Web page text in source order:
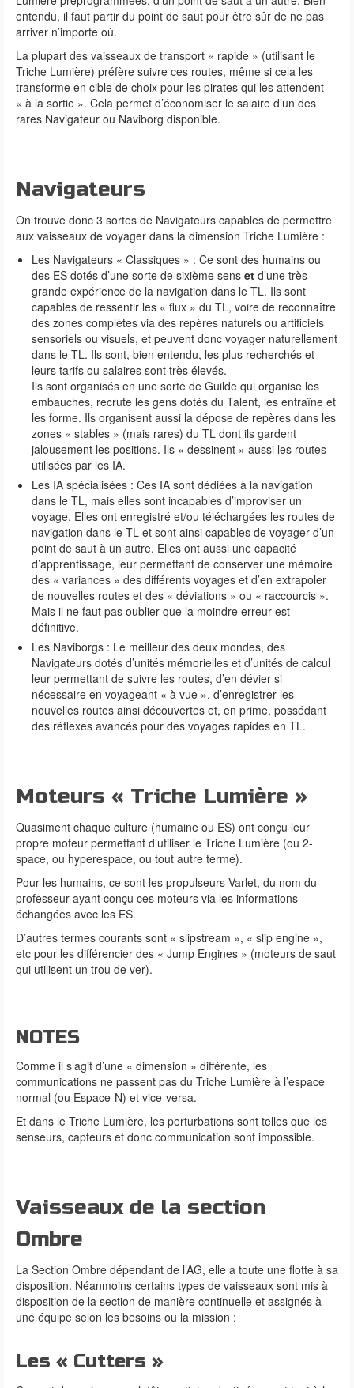
entendu, il faut partir du point de saut pour être sûr de ne pas
arriver n’importe où.
La plupart des vaisseaux de transport « rapide » (utilisant le
Triche Lumière) préfère suivre ces routes, même si cela les
transforme en cible de choix pour les pirates qui les attendent
« à la sortie ». Cela permet d’économiser le salaire d’un des
rares Navigateur ou Naviborg disponible.
Navigateurs
On trouve donc 3 sortes de Navigateurs capables de permettre
aux vaisseaux de voyager dans la dimension Triche Lumière :
Les Navigateurs « Classiques » : Ce sont des humains ou
des ES dotés d’une sorte de sixième sens et d’une très
grande expérience de la navigation dans le TL. Ils sont
capables de ressentir les « flux » du TL, voire de reconnaître
des zones complètes via des repères naturels ou artificiels
sensoriels ou visuels, et peuvent donc voyager naturellement
dans le TL. Ils sont, bien entendu, les plus recherchés et
leurs tarifs ou salaires sont très élevés.
Ils sont organisés en une sorte de Guilde qui organise les
embauches, recrute les gens dotés du Talent, les entraîne et
les forme. Ils organisent aussi la dépose de repères dans les
zones « stables » (mais rares) du TL dont ils gardent
jalousement les positions. Ils « dessinent » aussi les routes
utilisées par les IA.
Les IA spécialisées : Ces IA sont dédiées à la navigation
dans le TL, mais elles sont incapables d’improviser un
voyage. Elles ont enregistré et/ou téléchargées les routes de
navigation dans le TL et sont ainsi capables de voyager d’un
point de saut à un autre. Elles ont aussi une capacité
d’apprentissage, leur permettant de conserver une mémoire
des « variances » des différents voyages et d’en extrapoler
de nouvelles routes et des « déviations » ou « raccourcis ».
Mais il ne faut pas oublier que la moindre erreur est
définitive.
Les Naviborgs : Le meilleur des deux mondes, des
Navigateurs dotés d’unités mémorielles et d’unités de calcul
leur permettant de suivre les routes, d’en dévier si
nécessaire en voyageant « à vue », d’enregistrer les
nouvelles routes ainsi découvertes et, en prime, possédant
des réflexes avancés pour des voyages rapides en TL.
Moteurs « Triche Lumière »
Quasiment chaque culture (humaine ou ES) ont conçu leur
propre moteur permettant d’utiliser le Triche Lumière (ou 2-
space, ou hyperespace, ou tout autre terme).
Pour les humains, ce sont les propulseurs Varlet, du nom du
professeur ayant conçu ces moteurs via les informations
échangées avec les ES.
D’autres termes courants sont « slipstream », « slip engine »,
etc pour les différencier des « Jump Engines » (moteurs de saut
qui utilisent un trou de ver).
NOTES
Comme il s’agit d’une « dimension » différente, les
communications ne passent pas du Triche Lumière à l’espace
normal (ou Espace-N) et vice-versa.
Et dans le Triche Lumière, les perturbations sont telles que les
senseurs, capteurs et donc communication sont impossible.
Vaisseaux de la section
Ombre
La Section Ombre dépendant de l’AG, elle a toute une flotte à sa
disposition. Néanmoins certains types de vaisseaux sont mis à
disposition de la section de manière continuelle et assignés à
une équipe selon les besoins ou la mission :
Les « Cutters »